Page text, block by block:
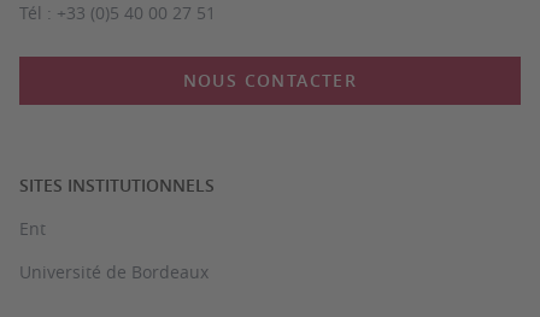
Tél : +33 (0)5 40 00 27 51
NOUS CONTACTER
SITES INSTITUTIONNELS
Ent
Université de Bordeaux